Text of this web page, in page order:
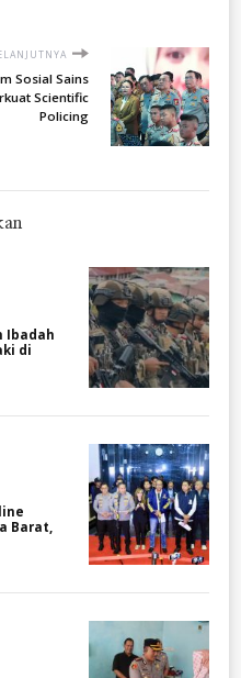
Sosial Sains
Scientific
Policing
Ibadah
di
Barat,